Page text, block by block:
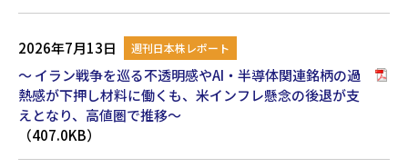
2026年7月13日 週刊日本株レポート
～ イラン戦争を巡る不透明感やAI・半導体関連銘柄の過
熱感が下押し材料に働くも、米インフレ懸念の後退が支
えとなり、高値圏で推移～
（407.0KB）